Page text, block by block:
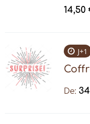
14,50
J+1
De: